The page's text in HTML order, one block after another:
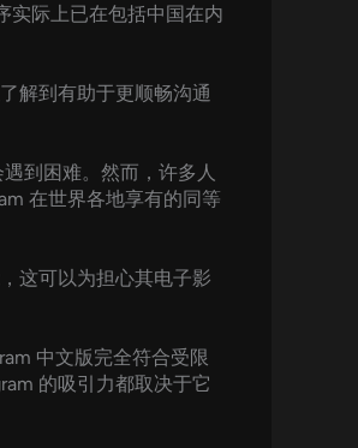
实际上已在包括中国在内
解到有助于更顺畅沟通
到困难。然而，许多人
在世界各地享有的同等
这可以为担心其电子影
中文版完全符合受限
的吸引力都取决于它